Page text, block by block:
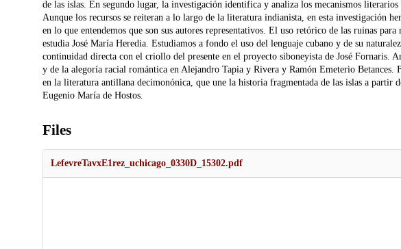
de las islas. En segundo lugar, la investigación identifica y analiza los mecanismos
Aunque los recursos se reiteran a lo largo de la literatura indianista, en esta investigación
en lo que entendemos que son sus autores representativos. El uso retórico de las ruinas
estudia José María Heredia. Estudiamos a fondo el uso del lenguaje cubano y de su
continuidad directa con el criollo del presente en el proyecto siboneyista de José Fornaris.
y de la alegoría racial romántica en Alejandro Tapia y Rivera y Ramón Emeterio Betances.
en la literatura antillana decimonónica, que une la historia fragmentada de las islas a partir
Eugenio María de Hostos.
Files
LefevreTavxE1rez_uchicago_0330D_15302.pdf